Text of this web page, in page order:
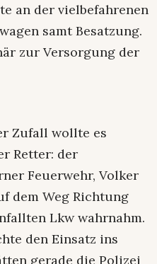
an der vielbefahrenen
samt Besatzung.
zur Versorgung der
Zufall wollte es
Retter: der
Feuerwehr, Volker
dem Weg Richtung
Lkw wahrnahm.
den Einsatz ins
gerade die Polizei